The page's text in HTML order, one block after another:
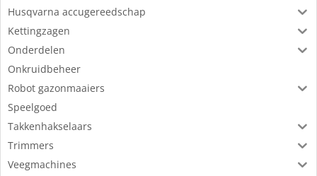
Husqvarna accugereedschap
Kettingzagen
Onderdelen
Onkruidbeheer
Robot gazonmaaiers
Speelgoed
Takkenhakselaars
Trimmers
Veegmachines